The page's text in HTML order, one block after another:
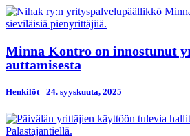
Minna Kontro on innostunut
auttamisesta
Henkilöt 24. syyskuuta, 2025